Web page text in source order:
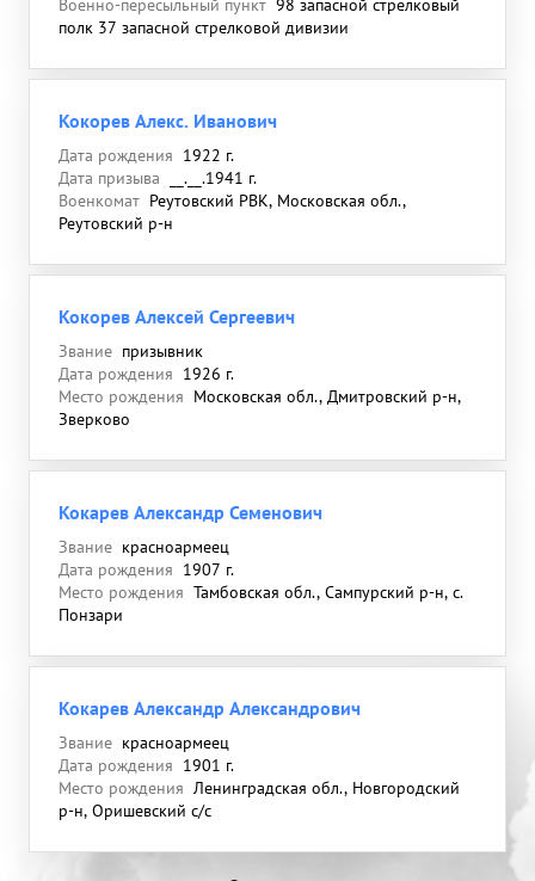
Военно-пересыльный пункт 98 запасной стрелковый
полк 37 запасной стрелковой дивизии
Кокорев Алекс. Иванович
Дата рождения 1922 г.
Дата призыва
__.__.1941 г.
Военкомат Реутовский РВК, Московская обл.,
Реутовский р-н
Кокорев Алексей Сергеевич
Звание призывник
Дата рождения 1926 г.
Место рождения Московская обл., Дмитровский р-н,
Зверково
Кокарев Александр Семенович
Звание красноармеец
Дата рождения 1907 г.
Место рождения Тамбовская обл., Сампурский р-н, с.
Понзари
Кокарев Александр Александрович
Звание красноармеец
Дата рождения 1901 г.
Место рождения Ленинградская обл., Новгородский
р-н, Оришевский с/с